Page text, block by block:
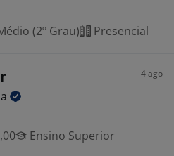
(2º Grau) Presencial
4 ago
Ensino Superior